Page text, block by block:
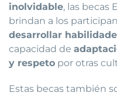
inolvidable, las becas
brindan a los
desarrollar
capacidad de
y respeto por otras
Estas becas también